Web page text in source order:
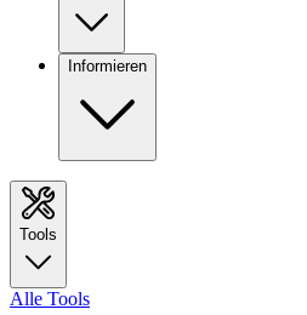
Informieren
Tools
Alle Tools